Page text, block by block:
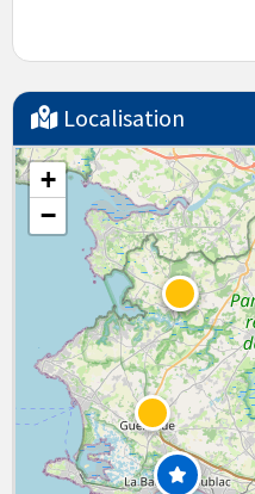
Localisation
+
−